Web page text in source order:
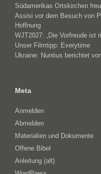
Südamerikas Ortskirchen
Assisi vor dem Besuch von
Hoffnung
WJT2027: „Die Vorfreude ist
Unser Filmtipp: Everytime
Ukraine: Nuntius berichtet
Meta
Anmelden
Abmelden
Materialien und Dokumente
Offene Bibel
Anleitung (alt)